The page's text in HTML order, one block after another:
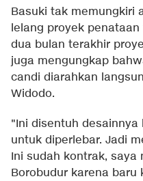
Basuki tak memungkiri
lelang proyek
dua bulan terakhir
juga mengungkap
candi diarahkan
Widodo.
"Ini disentuh desainnya
untuk diperlebar. Jadi
Ini sudah kontrak, saya
Borobudur karena